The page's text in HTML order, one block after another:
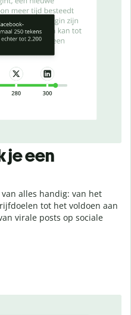
je een
alles handig: van het
tot het voldoen aan
virale posts op sociale